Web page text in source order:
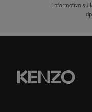
Informativa